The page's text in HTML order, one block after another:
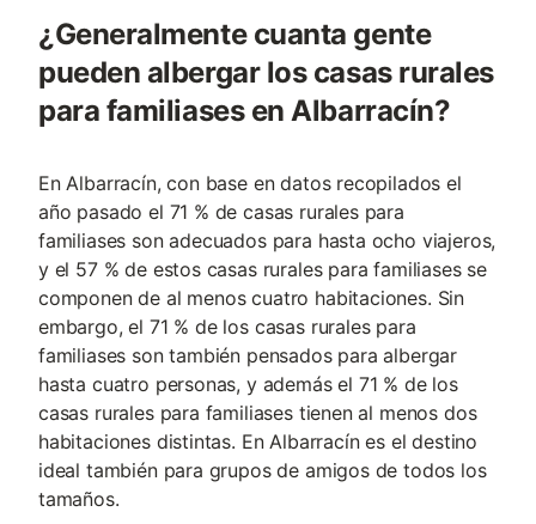
¿Generalmente cuanta gente
pueden albergar los casas rurales
para familiases en Albarracín?
En Albarracín, con base en datos recopilados el
año pasado el 71 % de casas rurales para
familiases son adecuados para hasta ocho viajeros,
y el 57 % de estos casas rurales para familiases se
componen de al menos cuatro habitaciones. Sin
embargo, el 71 % de los casas rurales para
familiases son también pensados para albergar
hasta cuatro personas, y además el 71 % de los
casas rurales para familiases tienen al menos dos
habitaciones distintas. En Albarracín es el destino
ideal también para grupos de amigos de todos los
tamaños.